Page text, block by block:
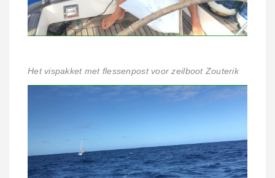
Het vispakket met flessenpost voor zeilboot Zouterik